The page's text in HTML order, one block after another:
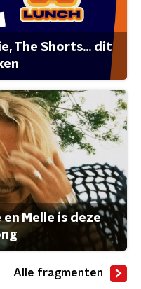
The Shorts... dit
en Melle is deze
Alle fragmenten